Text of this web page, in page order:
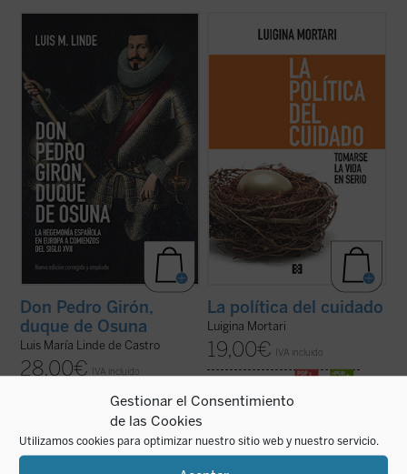
Gestionar el Consentimiento
de las Cookies
Utilizamos cookies para optimizar nuestro sitio web y nuestro servicio.
amigo y agente, Francisco de Quevedo, fue
un personaje legendario aún en vida y, con
el tiempo, pasó a ser uno de los más
destacados «réprobos» de la Leyenda
Negra. Su biografía, sin las fantasías y ...
(ver ficha)
Don Pedro Girón,
duque de Osuna
Luis María Linde de Castro
28,00€ IVA incluido
cuidado —las que proporcionan lo que
situaciones difíciles, las que construyen
mundos— no reciben el debido
reconocimiento, la política se marchita,
La política del cuidado
Luigina Mortari
19,00€ IVA incluido
disponible en ebook: